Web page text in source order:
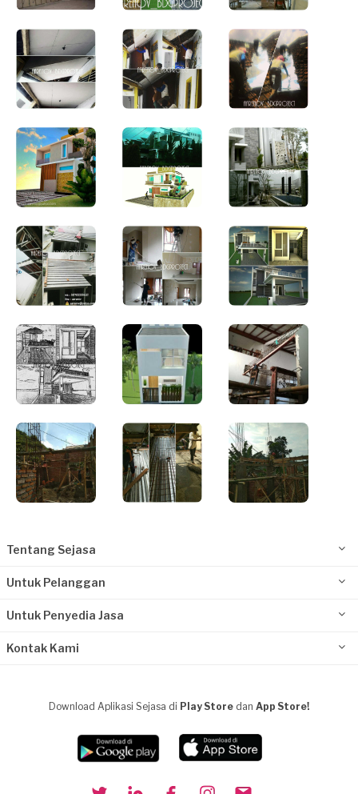
Tentang Sejasa
Untuk Pelanggan
Untuk Penyedia Jasa
Kontak Kami
Download Aplikasi Sejasa di Play Store dan App Store!